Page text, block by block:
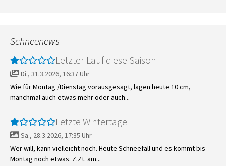
Schneenews
Letzter Lauf diese Saison
Di., 31.3.2026, 16:37 Uhr
Wie für Montag /Dienstag vorausgesagt, lagen heute 10 cm,
manchmal auch etwas mehr oder auch...
Letzte Wintertage
Sa., 28.3.2026, 17:35 Uhr
Wer will, kann vielleicht noch. Heute Schneefall und es kommt bis
Montag noch etwas. Z.Zt. am...